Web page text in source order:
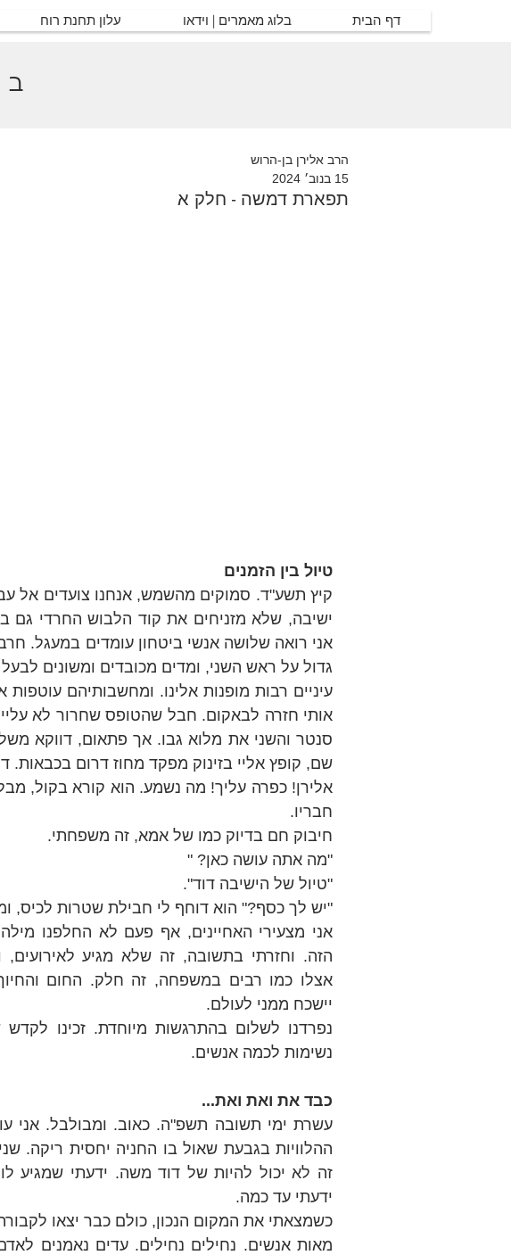
דף הבית בלוג מאמרים | וידאו עלון תחנת רוח
תפארת דמשה - חלק א
הרב אלירן בן-הרוש
15 בנוב׳ 2024
טיול בין הזמנים
גדול על ראש השני, ומדים מכובדים ומשונים
שם, קופץ אליי בזינוק מפקד מחוז דרום בכבאות.
חבריו.
חיבוק חם בדיוק כמו של אמא, זה משפחתי.
"מה אתה עושה כאן? "
"טיול של הישיבה דוד".
"יש לך כסף?" הוא דוחף לי חבילת שטרות לכיס,
יישכח ממני לעולם.
נשימות לכמה אנשים.
כבד את ואת ואת...
ידעתי עד כמה.